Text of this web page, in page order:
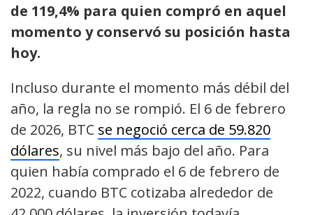
de 119,4% para quien compró en aquel
momento y conservó su posición hasta
hoy.
Incluso durante el momento más débil del
año, la regla no se rompió. El 6 de febrero
de 2026, BTC se negoció cerca de 59.820
dólares, su nivel más bajo del año. Para
quien había comprado el 6 de febrero de
2022, cuando BTC cotizaba alrededor de